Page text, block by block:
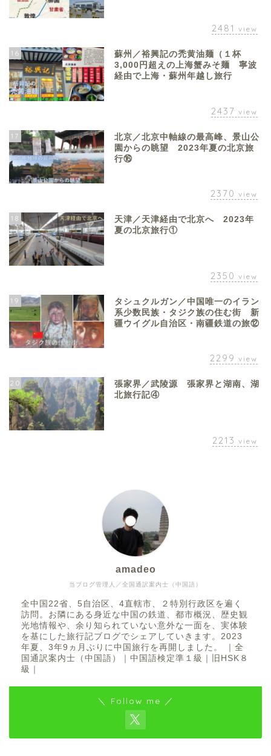
2481 view
16
蘇州／裕興記の禿黄油麺（１杯
3,000円超えの上海蟹みそ麺 寧波
経由で上海・蘇州年越し旅行
2437 view
17
北京／北京中軸線の最高峰、景山公
園からの眺望 2023年夏の北京旅
行⑯
2370 view
18
天津／天津経由で北京へ 2023年
夏の北京旅行①
2350 view
19
タシュクルガン／中国唯一のイラン
系少数民族・タジク族の住む街 新
疆ウイグル自治区・南疆鉄道の旅⑫
2299 view
20
張家界／武陵源 張家界と湖南、湖
北旅行記④
2213 view
当ブログ管理人／全国通訳案内士（中国語）
amadeo
全中国22省、5自治区、4直轄市、２特別行政区を遍く
訪問。お隣にある身近な中国の鉄道、都市概況、歴史観
光地情報や、余り知られていない意外な一面を、実体験
を基にした旅行記ブログでシェアしていきます。2023
年夏、3年9ヵ月ぶりに中国旅行を再開しました。 ｜全
国通訳案内士（中国語）｜中国語検定準１級｜旧HSK８
級｜
＼ Follow me ／